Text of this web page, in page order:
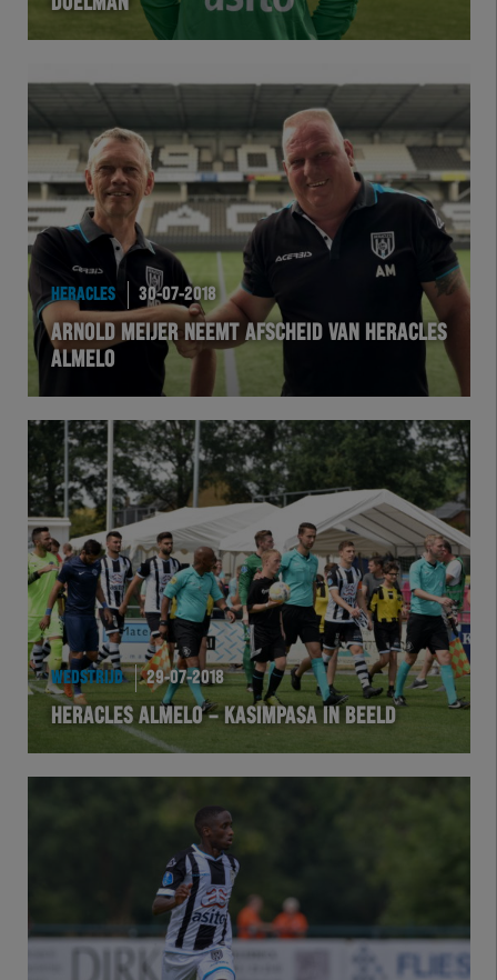
HERTEL
Natuurgras
Wedstrijd
BusinessClub
Herakids
Team Zwart Wit
Futsal
eSports
Academie
HERACLES 30-07-2018
ARNOLD MEIJER NEEMT AFSCHEID VAN HERACLES
ALMELO
WEDSTRIJD 29-07-2018
HERACLES ALMELO – KASIMPASA IN BEELD